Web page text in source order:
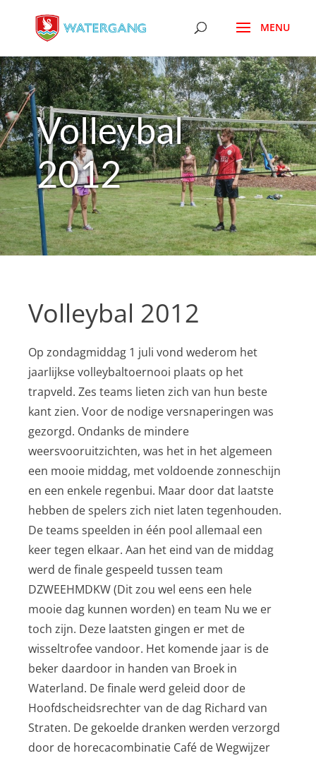
Volleybal
2012
Volleybal 2012
Op zondagmiddag 1 juli vond wederom het
jaarlijkse volleybaltoernooi plaats op het
trapveld. Zes teams lieten zich van hun beste
kant zien. Voor de nodige versnaperingen was
gezorgd. Ondanks de mindere
weersvooruitzichten, was het in het algemeen
een mooie middag, met voldoende zonneschijn
en een enkele regenbui. Maar door dat laatste
hebben de spelers zich niet laten tegenhouden.
De teams speelden in één pool allemaal een
keer tegen elkaar. Aan het eind van de middag
werd de finale gespeeld tussen team
DZWEEHMDKW (Dit zou wel eens een hele
mooie dag kunnen worden) en team Nu we er
toch zijn. Deze laatsten gingen er met de
wisseltrofee vandoor. Het komende jaar is de
beker daardoor in handen van Broek in
Waterland. De finale werd geleid door de
Hoofdscheidsrechter van de dag Richard van
Straten. De gekoelde dranken werden verzorgd
door de horecacombinatie Café de Wegwijzer